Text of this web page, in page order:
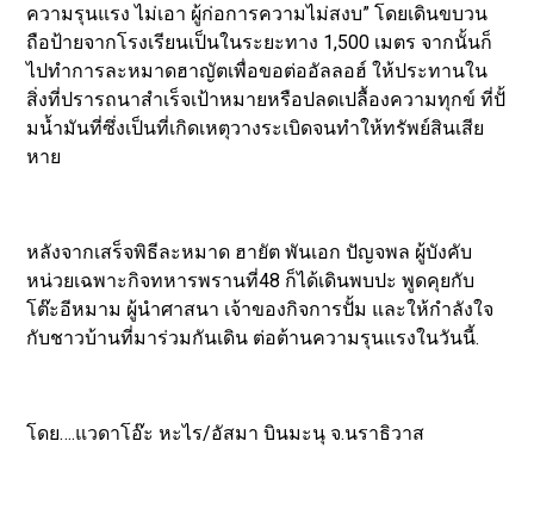
ความรุนแรง ไม่เอา ผู้ก่อการความไม่สงบ” โดยเดินขบวน
ถือป้ายจากโรงเรียนเป็นในระยะทาง 1,500 เมตร จากนั้นก็
ไปทำการละหมาดฮาญัตเพื่อขอต่ออัลลอฮ์ ให้ประทานใน
สิ่งที่ปรารถนาสำเร็จเป้าหมายหรือปลดเปลื้องความทุกข์ ที่ปั้
มน้ำมันที่ซึ่งเป็นที่เกิดเหตุวางระเบิดจนทำให้ทรัพย์สินเสีย
หาย
หลังจากเสร็จพิธีละหมาด ฮายัต พันเอก ปัญจพล ผู้บังคับ
หน่วยเฉพาะกิจทหารพรานที่48 ก็ได้เดินพบปะ พูดคุยกับ
โต๊ะอีหมาม ผู้นำศาสนา เจ้าของกิจการปั้ม และให้กำลังใจ
กับชาวบ้านที่มาร่วมกันเดิน ต่อต้านความรุนแรงในวันนี้.
โดย….แวดาโอ๊ะ หะไร/อัสมา บินมะนุ จ.นราธิวาส